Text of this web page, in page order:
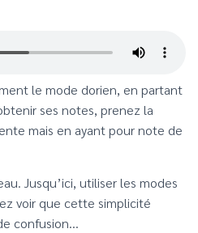
le mode dorien, en partant
ses notes, prenez la
mais en ayant pour note de
Jusqu’ici, utiliser les modes
voir que cette simplicité
confusion…